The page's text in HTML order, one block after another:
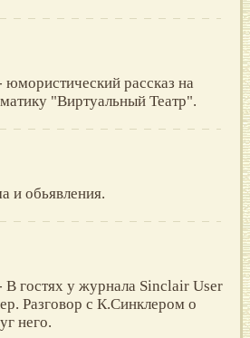
рассказ на
"Виртуальный Театр".
и обьявления.
гостях у журнала Sinclair User
Разговор с К.Синклером о
него.